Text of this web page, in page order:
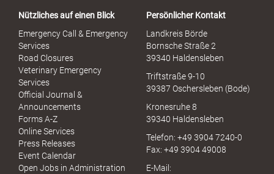
Nützliches auf einen Blick
Emergency Call & Emergency
Services
Road Closures
Veterinary Emergency
Services
Official Journal &
Announcements
Forms A-Z
Online Services
Press Releases
Event Calendar
Open Jobs in Administration
Persönlicher Kontakt
Landkreis Börde
Bornsche Straße 2
39340 Haldensleben
Triftstraße 9-10
39387 Oschersleben (Bode)
Kronesruhe 8
39340 Haldensleben
Telefon: +49 3904 7240-0
Fax: +49 3904 49008
E-Mail: